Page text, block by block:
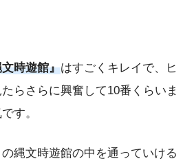
時遊館』はすごくキレイで、ヒ
らさらに興奮して10番くらいま
す。
縄文時遊館の中を通っていける